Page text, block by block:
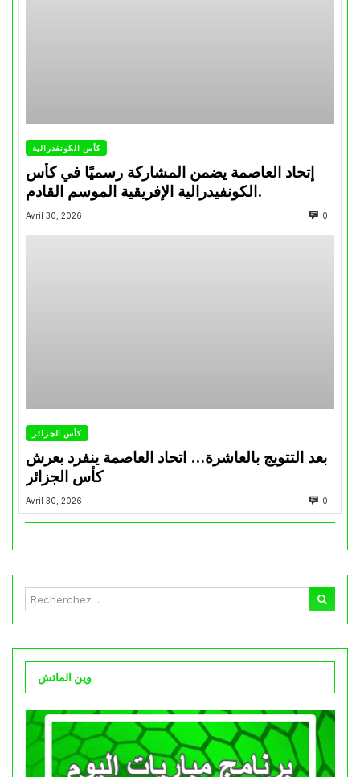
كأس الكونفدرالية
إتحاد العاصمة يضمن المشاركة رسميًا في كأس
الكونفيدرالية الإفريقية الموسم القادم.
Avril 30, 2026 0
كأس الجزائر
بعد التتويج بالعاشرة… اتحاد العاصمة ينفرد بعرش
كأس الجزائر
Avril 30, 2026 0
وين الماتش